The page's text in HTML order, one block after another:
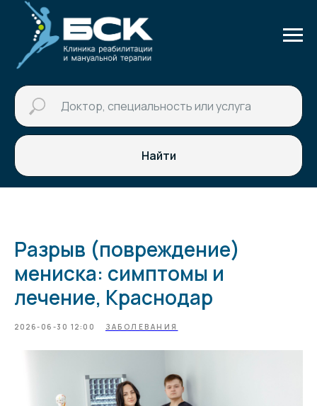
Найти
Разрыв (повреждение)
мениска: симптомы и
лечение, Краснодар
2026-06-30 12:00 ЗАБОЛЕВАНИЯ